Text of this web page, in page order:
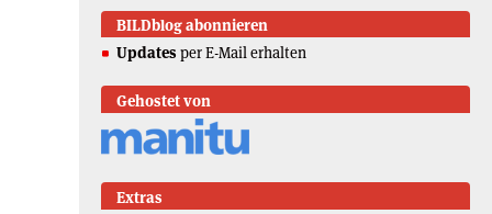
BILDblog abonnieren
Updates per E-Mail erhalten
Gehostet von
Extras